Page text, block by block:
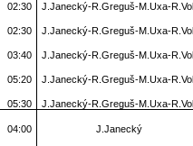
02:30 J.Janecký-R.Greguš-M.Uxa-
02:30 J.Janecký-R.Greguš-M.Uxa-
03:40 J.Janecký-R.Greguš-M.Uxa-
05:20 J.Janecký-R.Greguš-M.Uxa-
05:30 J.Janecký-R.Greguš-M.Uxa-
04:00 J.Janecký